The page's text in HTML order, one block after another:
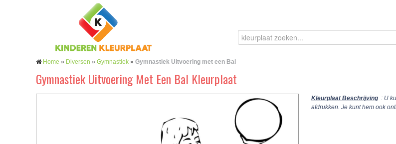
Home » Diversen » Gymnastiek » Gymnastiek Uitvoering met een Bal
Gymnastiek Uitvoering Met Een Bal Kleurplaat
Kleurplaat Beschrijving : U
afdrukken. Je kunt hem ook